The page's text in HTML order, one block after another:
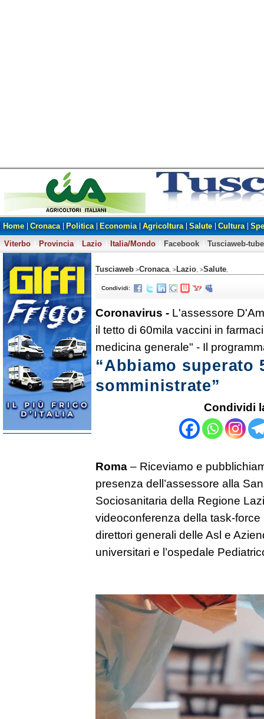
Home Cronaca Politica Economia Agricoltura Salute Cultura
Viterbo
Provincia Lazio Italia/Mondo Facebook Tusciaweb-tube
Tusciaweb >Cronaca , >Lazio , >Salute
Condividi:
Coronavirus - L'assessore
il tetto di 60mila vaccini in
medicina generale" - Il
“Abbiamo
somministrate”
Condividi
Roma – Riceviamo e
presenza dell’assessore alla
Sociosanitaria della Regione
videoconferenza della task-
direttori generali delle Asl e
universitari e l’ospedale